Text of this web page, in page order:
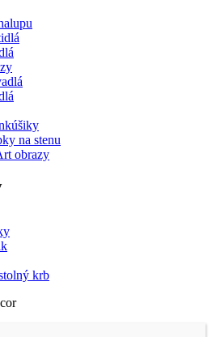
na stenu
obrazy
krb